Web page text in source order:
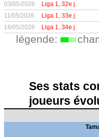
03/05/2026 Liga 1, 32e j.
11/05/2026
Liga 1, 33e j.
16/05/2026
Liga 1, 34e j.
légende:
Ses stats
joueurs